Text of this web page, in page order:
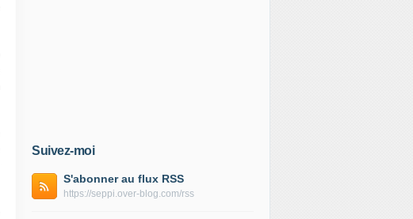
Suivez-moi
S'abonner au flux RSS
https://seppi.over-blog.com/rss